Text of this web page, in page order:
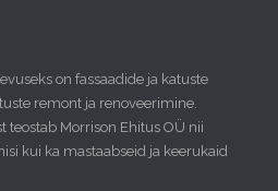
on fassaadide ja katuste
remont ja renoveerimine.
teostab Morrison Ehitus OÜ nii
kui ka mastaabseid ja keerukaid